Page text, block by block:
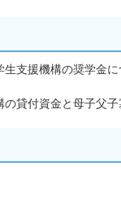
支援機構の奨学金
貸付資金と母子父